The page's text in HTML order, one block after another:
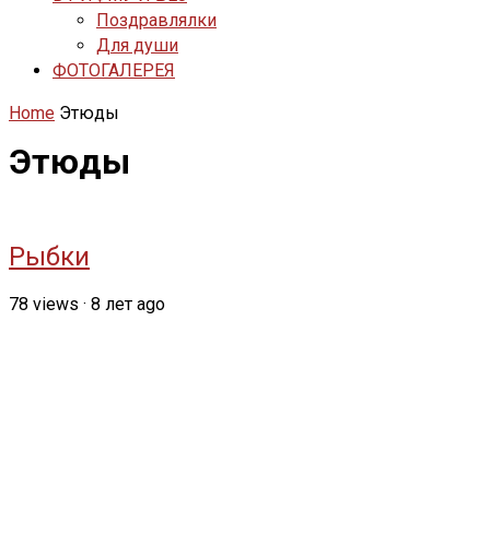
Поздравлялки
Для души
ФОТОГАЛЕРЕЯ
Home Этюды
Этюды
Рыбки
78 views · 8 лет ago